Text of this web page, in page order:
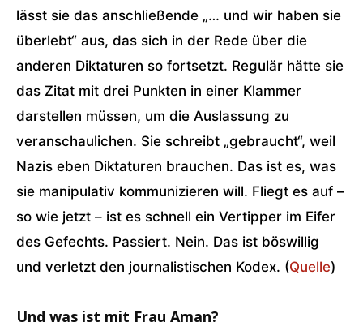
lässt sie das anschließende „… und wir haben sie
überlebt“ aus, das sich in der Rede über die
anderen Diktaturen so fortsetzt. Regulär hätte sie
das Zitat mit drei Punkten in einer Klammer
darstellen müssen, um die Auslassung zu
veranschaulichen. Sie schreibt „gebraucht“, weil
Nazis eben Diktaturen brauchen. Das ist es, was
sie manipulativ kommunizieren will. Fliegt es auf –
so wie jetzt – ist es schnell ein Vertipper im Eifer
des Gefechts. Passiert. Nein. Das ist böswillig
und verletzt den journalistischen Kodex. (Quelle)
Und was ist mit Frau Aman?